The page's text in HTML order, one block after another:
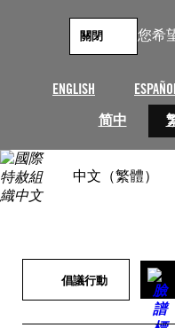
您希
ENGLISH
简中
關閉
中文（繁體）
倡議行動